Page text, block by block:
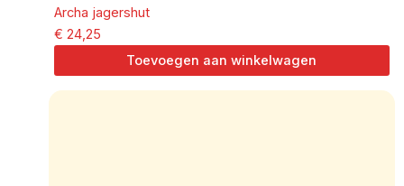
Archa jagershut
€ 24,25
Toevoegen aan winkelwagen